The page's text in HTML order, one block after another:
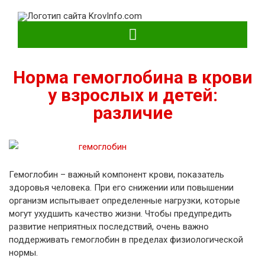
KrovInfo.com
Медицинский сайт о кровеносной системе.
Норма гемоглобина в крови
у взрослых и детей:
различие
Гемоглобин – важный компонент крови, показатель
здоровья человека. При его снижении или повышении
организм испытывает определенные нагрузки, которые
могут ухудшить качество жизни. Чтобы предупредить
развитие неприятных последствий, очень важно
поддерживать гемоглобин в пределах физиологической
нормы.